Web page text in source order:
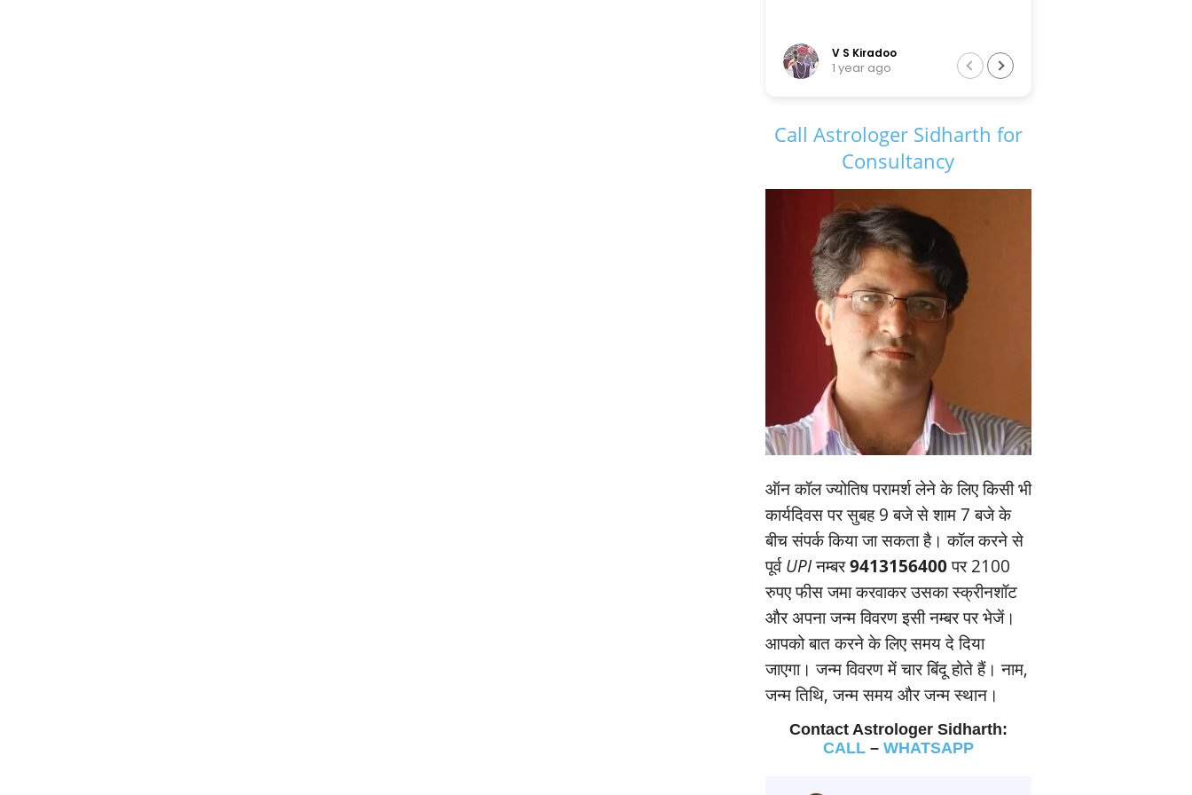
Tarun Sir
6 years ago
Call Astrologer Sidharth for
Consultancy
ऑन कॉल ज्‍योतिष परामर्श लेने के लिए किसी भी
कार्यदिवस पर सुबह 9 बजे से शाम 7 बजे के
बीच संपर्क किया जा सकता है। कॉल करने से
पूर्वUPIनम्‍बर9413156400पर 2100
रुपए फीस जमा करवाकर उसका स्‍क्रीनशॉट
और अपना जन्‍म विवरण इसी नम्‍बर पर भेजें।
आपको बात करने के लिए समय दे दिया
जाएगा। जन्‍म विवरण में चार बिंदू होते हैं। नाम,
जन्‍म तिथि, जन्‍म समय और जन्‍म स्‍थान।
Contact Astrologer Sidharth:
CALL– WHATSAPP